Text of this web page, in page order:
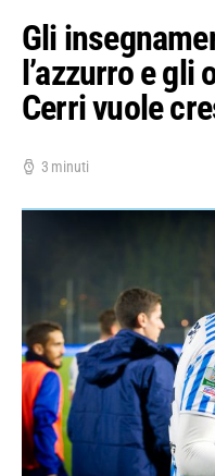
Gli
l’azzurro e gli
Cerri vuole
3 minuti